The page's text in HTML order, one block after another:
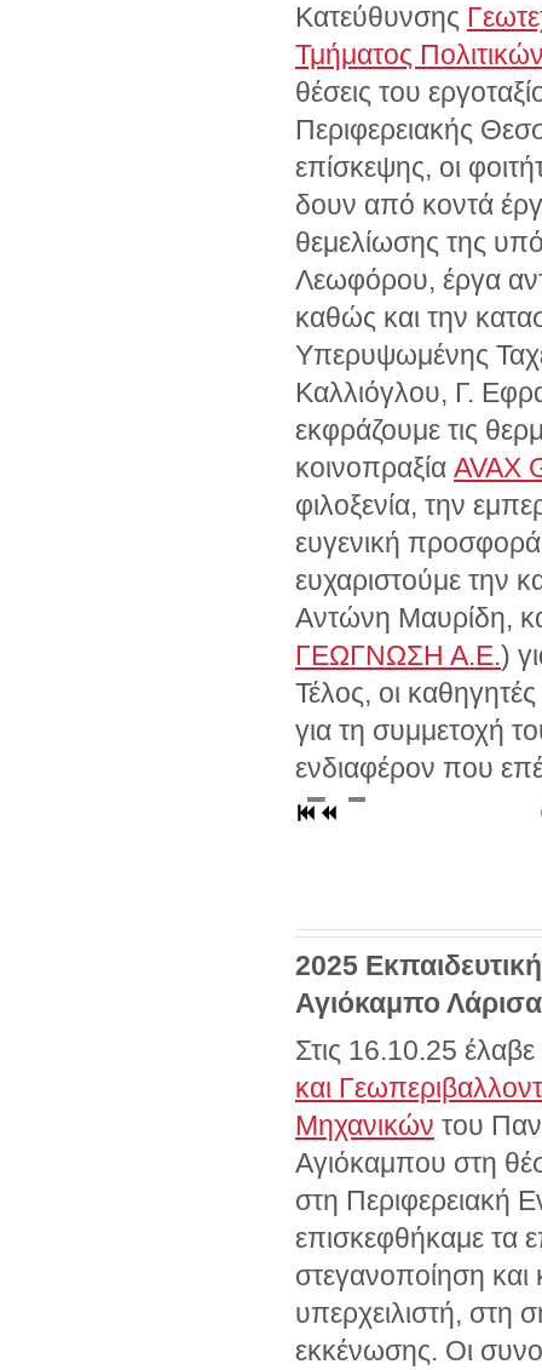
Κατεύθυνσης
Τμήματος
θέσεις του
Περιφερειακής
επίσκεψης, οι
δουν από κοντά
θεμελίωσης της
Λεωφόρου, έργα
καθώς και την
Υπερυψωμένης
Καλλιόγλου, Γ.
εκφράζουμε τις
κοινοπραξία AVAX
φιλοξενία, την
ευγενική προσφορά
ευχαριστούμε την
Αντώνη Μαυρίδη,
ΓΕΩΓΝΩΣΗ Α.Ε.)
Τέλος, οι καθηγητές
για τη συμμετοχή
ενδιαφέρον που
2025
Αγιόκαμπο
Στις 16.10.25
και
Μηχανικών του
Αγιόκαμπου στη
στη Περιφερειακή
επισκεφθήκαμε τα
στεγανοποίηση
υπερχειλιστή, στη
εκκένωσης. Οι